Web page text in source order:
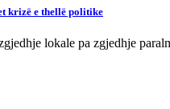
krizë e thellë politike
lokale pa zgjedhje